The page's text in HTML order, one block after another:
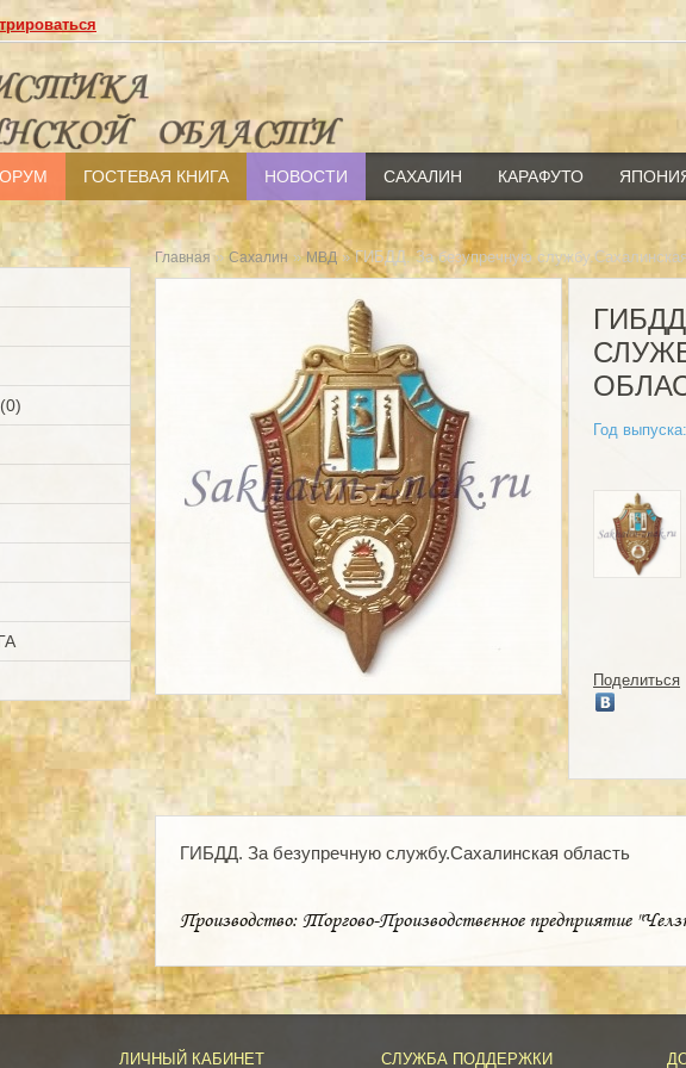
ГОСТЕВАЯ КНИГА НОВОСТИ САХАЛИН КАРАФУТО
Главная » Сахалин » МВД» ГИБДД. За безупречную
Год выпуска:
Поделиться
ГИБДД. За безупречную службу.Сахалинская область
Производство: Торгово-Производственное предприятие
ЛИЧНЫЙ КАБИНЕТ СЛУЖБА ПОДДЕРЖКИ